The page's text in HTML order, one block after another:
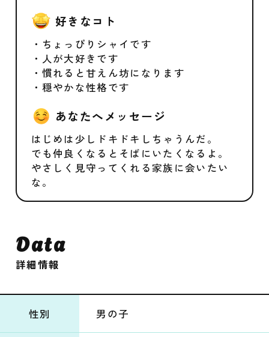
好きなコト
・ちょっぴりシャイです
・人が大好きです
・慣れると甘えん坊になります
・穏やかな性格です
あなたへメッセージ
はじめは少しドキドキしちゃうんだ。
でも仲良くなるとそばにいたくなるよ。
やさしく見守ってくれる家族に会いたい
な。
Data
詳細情報
性別 男の子